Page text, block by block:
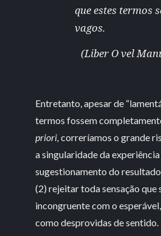
que estes termos
vagos.
(Liber O vel
Entretanto, apesar de
termos fossem
priori,correríamos o grande
a singularidade da
sugestionamento do
(2) rejeitar toda sensação que
incongruente com o
como desprovidas de sentido.